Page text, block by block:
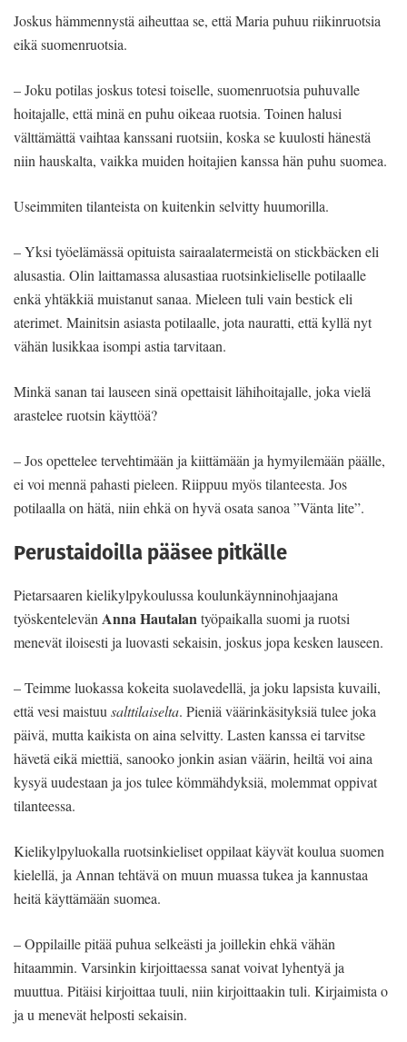
Joskus hämmennystä aiheuttaa se, että Maria puhuu riikinruotsia
eikä suomenruotsia.
– Joku potilas joskus totesi toiselle, suomenruotsia puhuvalle
hoitajalle, että minä en puhu oikeaa ruotsia. Toinen halusi
välttämättä vaihtaa kanssani ruotsiin, koska se kuulosti hänestä
niin hauskalta, vaikka muiden hoitajien kanssa hän puhu suomea.
Useimmiten tilanteista on kuitenkin selvitty huumorilla.
– Yksi työelämässä opituista sairaalatermeistä on stickbäcken eli
alusastia. Olin laittamassa alusastiaa ruotsinkieliselle potilaalle
enkä yhtäkkiä muistanut sanaa. Mieleen tuli vain bestick eli
aterimet. Mainitsin asiasta potilaalle, jota nauratti, että kyllä nyt
vähän lusikkaa isompi astia tarvitaan.
Minkä sanan tai lauseen sinä opettaisit lähihoitajalle, joka vielä
arastelee ruotsin käyttöä?
– Jos opettelee tervehtimään ja kiittämään ja hymyilemään päälle,
ei voi mennä pahasti pieleen. Riippuu myös tilanteesta. Jos
potilaalla on hätä, niin ehkä on hyvä osata sanoa ”Vänta lite”.
Perustaidoilla pääsee pitkälle
Pietarsaaren kielikylpykoulussa koulunkäynninohjaajana
työskentelevän Anna Hautalan työpaikalla suomi ja ruotsi
menevät iloisesti ja luovasti sekaisin, joskus jopa kesken lauseen.
– Teimme luokassa kokeita suolavedellä, ja joku lapsista kuvaili,
että vesi maistuu salttilaiselta. Pieniä väärinkäsityksiä tulee joka
päivä, mutta kaikista on aina selvitty. Lasten kanssa ei tarvitse
hävetä eikä miettiä, sanooko jonkin asian väärin, heiltä voi aina
kysyä uudestaan ja jos tulee kömmähdyksiä, molemmat oppivat
tilanteessa.
Kielikylpyluokalla ruotsinkieliset oppilaat käyvät koulua suomen
kielellä, ja Annan tehtävä on muun muassa tukea ja kannustaa
heitä käyttämään suomea.
– Oppilaille pitää puhua selkeästi ja joillekin ehkä vähän
hitaammin. Varsinkin kirjoittaessa sanat voivat lyhentyä ja
muuttua. Pitäisi kirjoittaa tuuli, niin kirjoittaakin tuli. Kirjaimista o
ja u menevät helposti sekaisin.